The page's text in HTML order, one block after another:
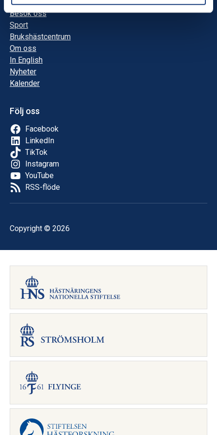
Besök oss
Sport
Brukshästcentrum
Om oss
In English
Nyheter
Kalender
Följ oss
Facebook
LinkedIn
TikTok
Instagram
YouTube
RSS-flöde
Copyright © 2026